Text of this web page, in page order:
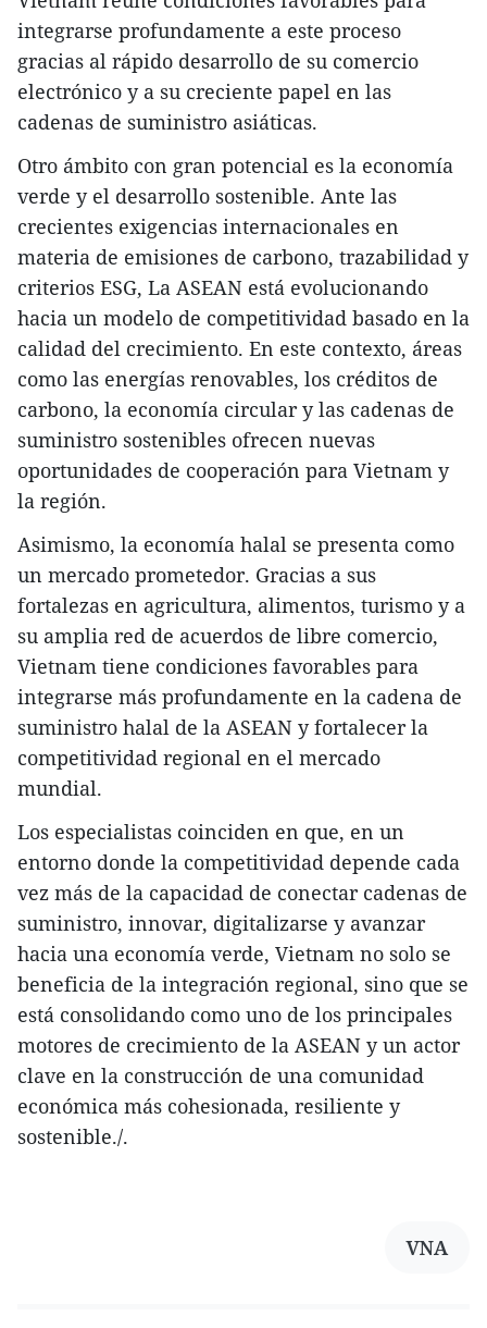
integrarse profundamente a este proceso
gracias al rápido desarrollo de su comercio
electrónico y a su creciente papel en las
cadenas de suministro asiáticas.
Otro ámbito con gran potencial es la economía
verde y el desarrollo sostenible. Ante las
crecientes exigencias internacionales en
materia de emisiones de carbono, trazabilidad y
criterios ESG, La ASEAN está evolucionando
hacia un modelo de competitividad basado en la
calidad del crecimiento. En este contexto, áreas
como las energías renovables, los créditos de
carbono, la economía circular y las cadenas de
suministro sostenibles ofrecen nuevas
oportunidades de cooperación para Vietnam y
la región.
Asimismo, la economía halal se presenta como
un mercado prometedor. Gracias a sus
fortalezas en agricultura, alimentos, turismo y a
su amplia red de acuerdos de libre comercio,
Vietnam tiene condiciones favorables para
integrarse más profundamente en la cadena de
suministro halal de la ASEAN y fortalecer la
competitividad regional en el mercado
mundial.
Los especialistas coinciden en que, en un
entorno donde la competitividad depende cada
vez más de la capacidad de conectar cadenas de
suministro, innovar, digitalizarse y avanzar
hacia una economía verde, Vietnam no solo se
beneficia de la integración regional, sino que se
está consolidando como uno de los principales
motores de crecimiento de la ASEAN y un actor
clave en la construcción de una comunidad
económica más cohesionada, resiliente y
sostenible./.
VNA